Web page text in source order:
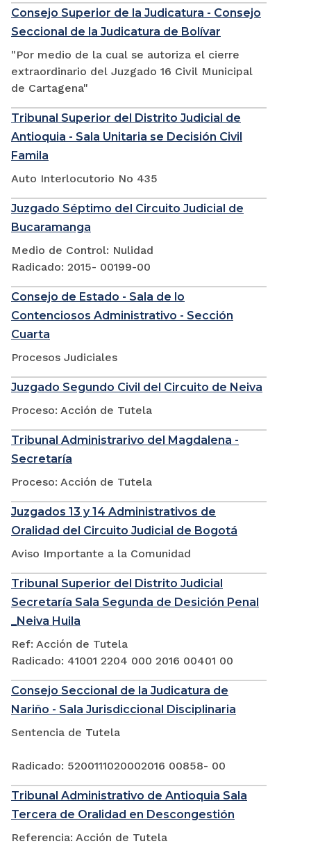
Consejo Superior de la Judicatura - Consejo
Seccional de la Judicatura de Bolívar
"Por medio de la cual se autoriza el cierre
extraordinario del Juzgado 16 Civil Municipal
de Cartagena"
Tribunal Superior del Distrito Judicial de
Antioquia - Sala Unitaria se Decisión Civil
Famila
Auto Interlocutorio No 435
Juzgado Séptimo del Circuito Judicial de
Bucaramanga
Medio de Control: Nulidad
Radicado: 2015- 00199-00
Consejo de Estado - Sala de lo
Contenciosos Administrativo - Sección
Cuarta
Procesos Judiciales
Juzgado Segundo Civil del Circuito de Neiva
Proceso: Acción de Tutela
Tribunal Administrarivo del Magdalena -
Secretaría
Proceso: Acción de Tutela
Juzgados 13 y 14 Administrativos de
Oralidad del Circuito Judicial de Bogotá
Aviso Importante a la Comunidad
Tribunal Superior del Distrito Judicial
Secretaría Sala Segunda de Desición Penal
_Neiva Huila
Ref: Acción de Tutela
Radicado: 41001 2204 000 2016 00401 00
Consejo Seccional de la Judicatura de
Nariño - Sala Jurisdiccional Disciplinaria
Sentencia de Tutela
Radicado: 5200111020002016 00858- 00
Tribunal Administrativo de Antioquia Sala
Tercera de Oralidad en Descongestión
Referencia: Acción de Tutela